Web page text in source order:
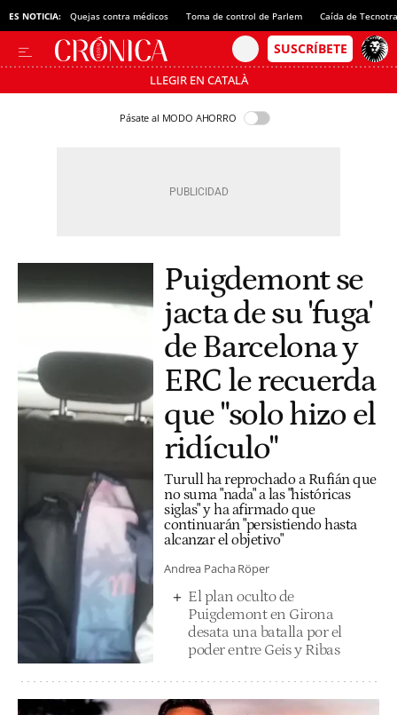
ES NOTICIA: Quejas contra médicos Toma de control de Parlem Caída de
LLEGIR EN CATALÀ
Pásate al MODO AHORRO
Puigdemont se
jacta de su 'fuga'
de Barcelona y
ERC le recuerda
que "solo hizo el
ridículo"
Turull ha reprochado a Rufián que
no suma "nada" a las "históricas
siglas" y ha afirmado que
continuarán "persistiendo hasta
alcanzar el objetivo"
Andrea Pacha Röper
El plan oculto de
Puigdemont en Girona
desata una batalla por el
poder entre Geis y Ribas